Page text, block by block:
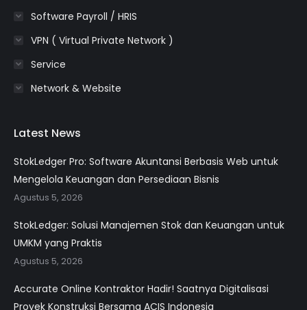
Software Payroll / HRIS
VPN ( Virtual Private Network )
Service
Network & Website
Latest News
StokLedger Pro: Software Akuntansi Berbasis Web untuk
Mengelola Keuangan dan Persediaan Bisnis
Agustus 5, 2026
StokLedger: Solusi Manajemen Stok dan Keuangan untuk
UMKM yang Praktis
Agustus 5, 2026
Accurate Online Kontraktor Hadir! Saatnya Digitalisasi
Proyek Konstruksi Bersama ACIS Indonesia